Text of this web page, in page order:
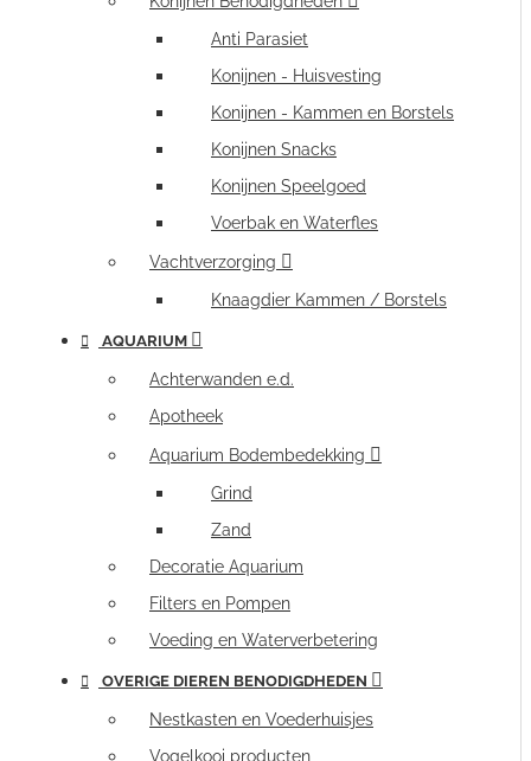
Anti Parasiet
Konijnen - Huisvesting
Konijnen - Kammen en Borstels
Konijnen Snacks
Konijnen Speelgoed
Voerbak en Waterfles
Vachtverzorging
Knaagdier Kammen / Borstels
AQUARIUM
Achterwanden e.d.
Apotheek
Aquarium Bodembedekking
Grind
Zand
Decoratie Aquarium
Filters en Pompen
Voeding en Waterverbetering
OVERIGE DIEREN BENODIGDHEDEN
Nestkasten en Voederhuisjes
Vogelkooi producten